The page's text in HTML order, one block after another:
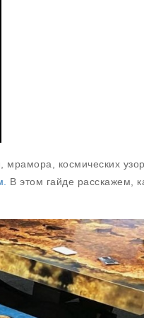
космических
В этом гайде расскажем,